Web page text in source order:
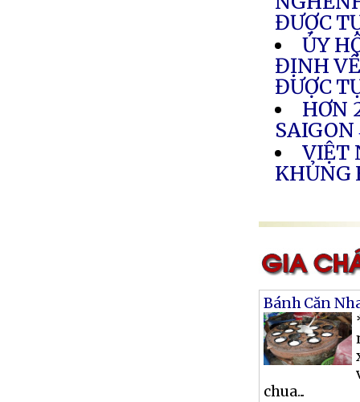
ĐƯỢC
ỦY
ĐỊNH
ĐƯỢC
HƠN
SAIGON
VIỆT
KHỦNG
Bánh Căn
chua...